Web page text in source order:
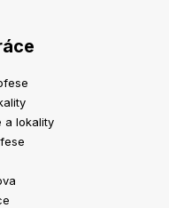
a lokality